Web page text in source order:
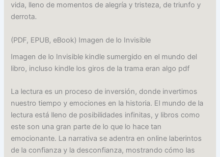
vida, lleno de momentos de alegría y tristeza, de triunfo y
derrota.
(PDF, EPUB, eBook) Imagen de lo Invisible
Imagen de lo Invisible kindle sumergido en el mundo del
libro, incluso kindle los giros de la trama eran algo pdf
La lectura es un proceso de inversión, donde invertimos
nuestro tiempo y emociones en la historia. El mundo de la
lectura está lleno de posibilidades infinitas, y libros como
este son una gran parte de lo que lo hace tan
emocionante. La narrativa se adentra en online laberintos
de la confianza y la desconfianza, mostrando cómo las